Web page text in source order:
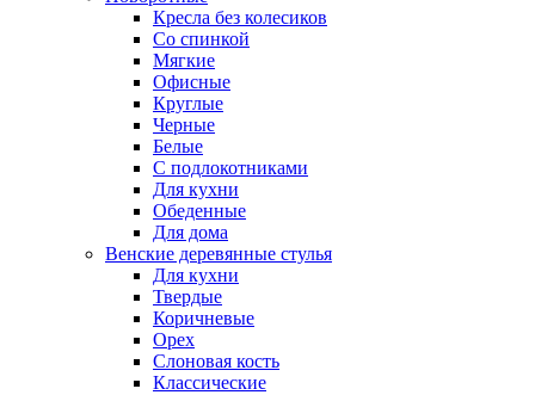
Кресла без колесиков
Со спинкой
Мягкие
Офисные
Круглые
Черные
Белые
С подлокотниками
Для кухни
Обеденные
Для дома
Венские деревянные стулья
Для кухни
Твердые
Коричневые
Орех
Слоновая кость
Классические